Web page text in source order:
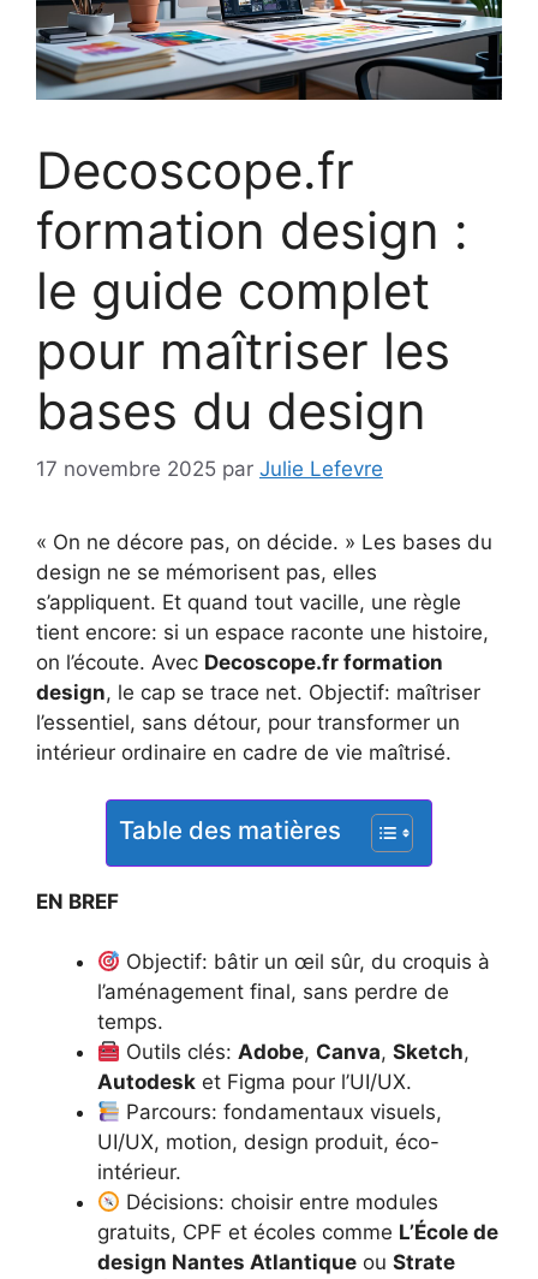
Decoscope.fr
formation design :
le guide complet
pour maîtriser les
bases du design
17 novembre 2025 par Julie Lefevre
« On ne décore pas, on décide. » Les bases du
design ne se mémorisent pas, elles
s’appliquent. Et quand tout vacille, une règle
tient encore: si un espace raconte une histoire,
on l’écoute. Avec Decoscope.fr formation
design, le cap se trace net. Objectif: maîtriser
l’essentiel, sans détour, pour transformer un
intérieur ordinaire en cadre de vie maîtrisé.
Table des matières
EN BREF
Objectif: bâtir un œil sûr, du croquis à
l’aménagement final, sans perdre de
temps.
Outils clés:Adobe, Canva,Sketch,
Autodesk et Figma pour l’UI/UX.
Parcours: fondamentaux visuels,
UI/UX, motion, design produit, éco-
intérieur.
Décisions: choisir entre modules
gratuits, CPF et écoles comme L’École de
design Nantes Atlantique ou Strate